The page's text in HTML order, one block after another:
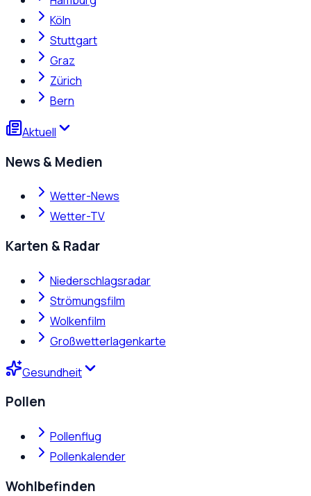
Köln
Stuttgart
Graz
Zürich
Bern
Aktuell
News & Medien
Wetter-News
Wetter-TV
Karten & Radar
Niederschlagsradar
Strömungsfilm
Wolkenfilm
Großwetterlagenkarte
Gesundheit
Pollen
Pollenflug
Pollenkalender
Wohlbefinden